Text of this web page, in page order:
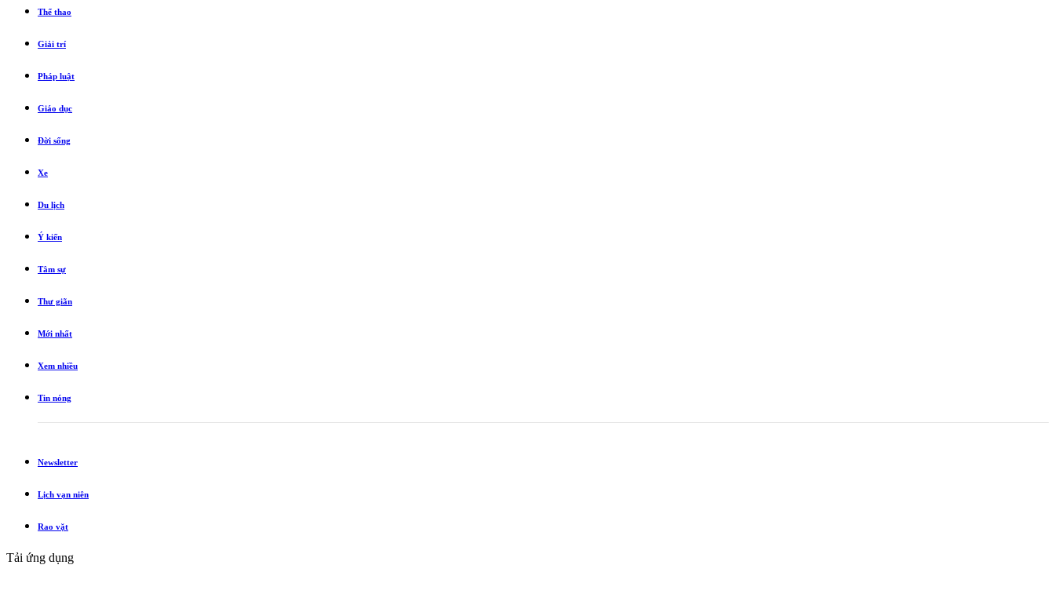
Thể thao
Giải trí
Pháp luật
Giáo dục
Đời sống
Xe
Du lịch
Ý kiến
Tâm sự
Thư giãn
Mới nhất
Xem nhiều
Tin nóng
Newsletter
Lịch vạn niên
Rao vặt
Tải ứng dụng